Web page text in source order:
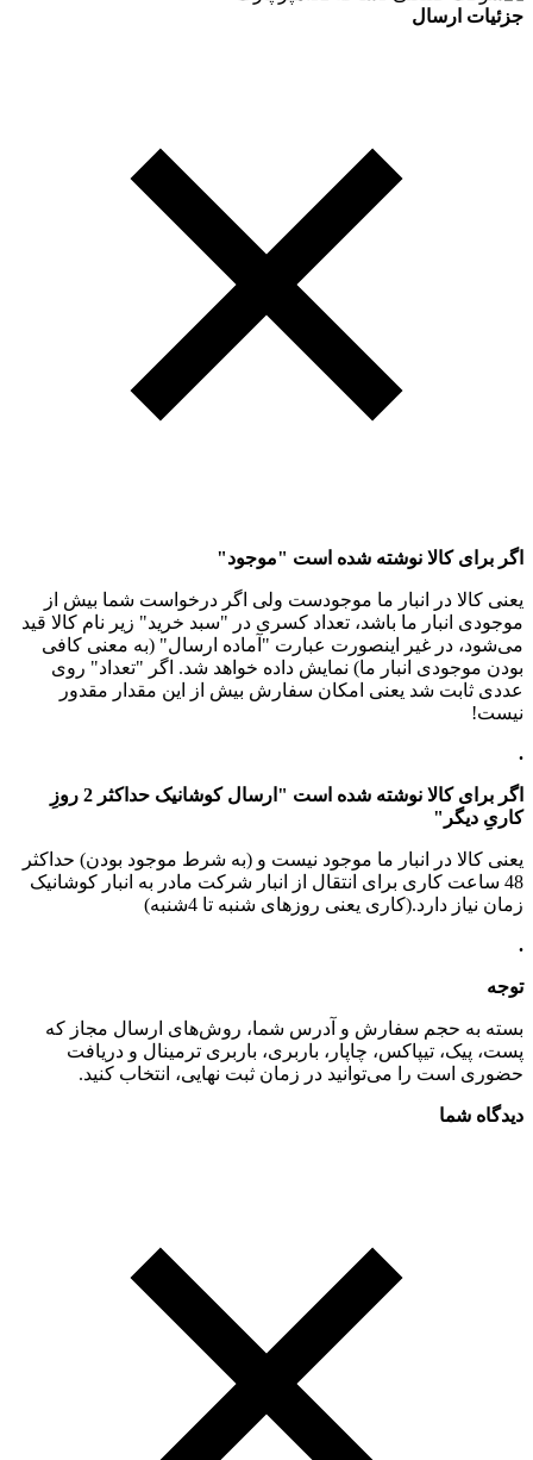
جزئیات ارسال
اگر برای کالا نوشته شده است "موجود"
یعنی کالا در انبار ما موجودست ولی اگر درخواست شما بیش از
موجودی انبار ما باشد، تعداد کسری در "سبد خرید" زیر نام کالا قید
می‌شود، در غیر اینصورت عبارت "آماده ارسال" (به معنی کافی
بودن موجودی انبار ما) نمایش داده خواهد شد. اگر "تعداد" روی
عددی ثابت شد یعنی امکان سفارش بیش از این مقدار مقدور
نیست!
.
اگر برای کالا نوشته شده است "ارسال کوشانیک حداکثر 2 روزِ
کاریِ دیگر"
یعنی کالا در انبار ما موجود نیست و (به شرط موجود بودن) حداکثر
48 ساعت کاری برای انتقال از انبار شرکت مادر به انبار کوشانیک
زمان نیاز دارد.(کاری یعنی روزهای شنبه تا 4شنبه)
.
توجه
بسته به حجم سفارش و آدرس شما، روش‌های ارسال مجاز که
پست، پیک، تیپاکس، چاپار، باربری، باربری ترمینال و دریافت
حضوری است را می‌توانید در زمان ثبت نهایی، انتخاب کنید.
دیدگاه شما